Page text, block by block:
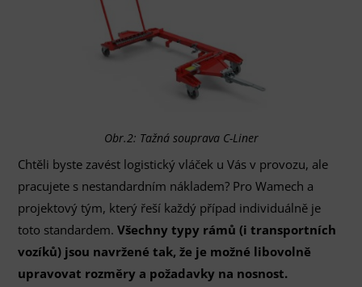
Obr.2: Tažná souprava C-Liner
Chtěli byste zavést logistický vláček u Vás v provozu, ale
pracujete s nestandardním nákladem? Pro Wamech a
projektový tým, který řeší každý případ individuálně je
toto standardem.Všechny typy rámů (i transportních
vozíků) jsou navržené tak, že je možné libovolně
upravovat rozměry a požadavky na nosnost.